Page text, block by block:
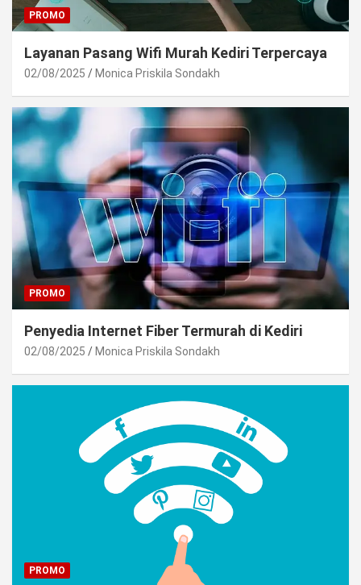
PROMO
Layanan Pasang Wifi Murah Kediri Terpercaya
02/08/2025 Monica Priskila Sondakh
PROMO
Penyedia Internet Fiber Termurah di Kediri
02/08/2025 Monica Priskila Sondakh
PROMO